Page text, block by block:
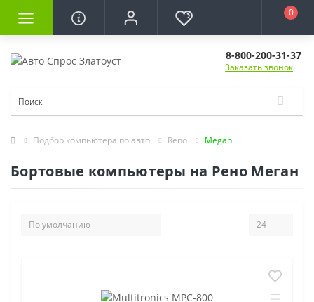
0
8-800-200-31-37
Заказать звонок
Подбор компьютера по авто Reno Megan
Бортовые компьютеры на Рено Меган